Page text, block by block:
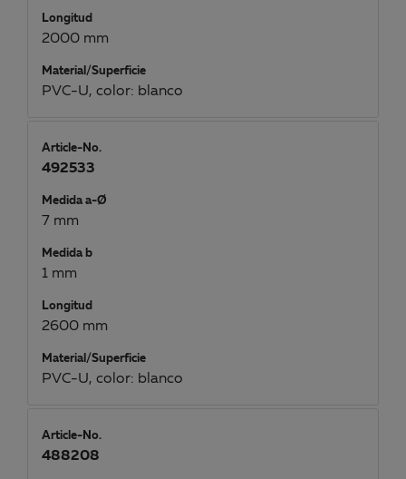
Longitud
2000 mm
Material/Superficie
PVC-U, color: blanco
Article-No.
492533
Medida a-Ø
7 mm
Medida b
1 mm
Longitud
2600 mm
Material/Superficie
PVC-U, color: blanco
Article-No.
488208